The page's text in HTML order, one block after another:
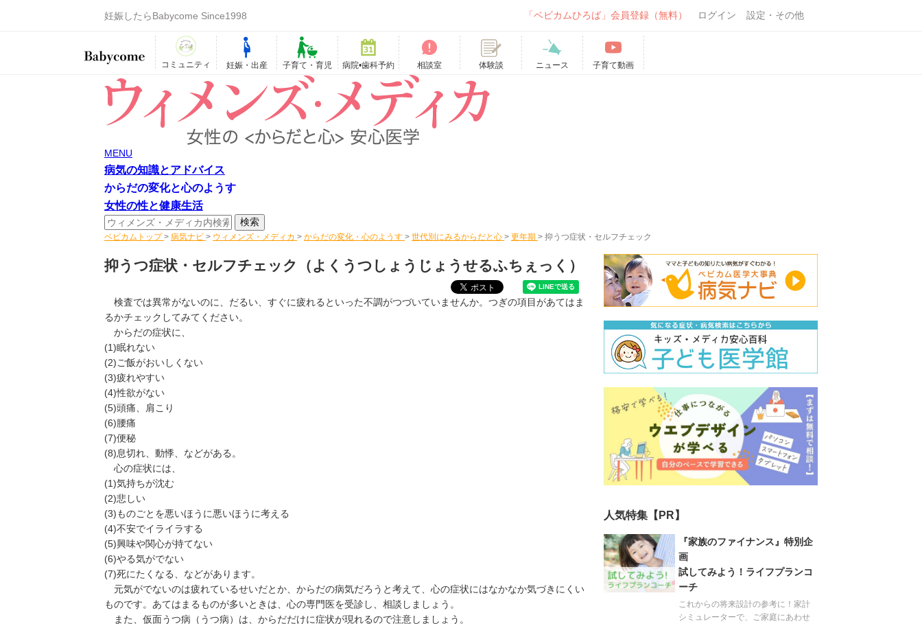
妊娠したらBabycome Since1998 「ベビカムひろば」会員登録（無料） ログイン 設定・その他
コミュニティ 妊娠・出産 子育て・育児 病院•歯科予約 相談室 体験談 ニュース 子育て動画
MENU
病気の知識とアドバイス
からだの変化と心のようす
女性の性と健康生活
ベビカムトップ > 病気ナビ > ウィメンズ・メディカ > からだの変化・心のようす > 世代別にみるからだと心 > 更年期 > 抑うつ症状・セルフチェック
抑うつ症状・セルフチェック （よくうつしょうじょうせるふちぇっく）
検査では異常がないのに、だるい、すぐに疲れるといった不調がつづいていませんか。つぎの項目があてはま
るかチェックしてみてください。
からだの症状に、
(1)眠れない
(2)ご飯がおいしくない
(3)疲れやすい
(4)性欲がない
(5)頭痛、 肩こり
(6)腰痛
(7)便秘
(8)息切れ、動悸、などがある。
心の症状には、
(1)気持ちが沈む
(2)悲しい
(3)ものごとを悪いほうに悪いほうに考える
(4)不安でイライラする
(5)興味や関心が持てない
(6)やる気がでない
(7)死にたくなる、などがあります。
元気がでないのは疲れているせいだとか、からだの病気だろうと考えて、心の症状にはなかなか気づきにくい
ものです。あてはまるものが多いときは、心の専門医を受診し、相談しましょう。
また、仮面うつ病（ うつ病）は、からだだけに症状が現れるので注意しましょう。
人気特集【PR】
『家族のファイナンス』特別企
画
試してみよう！ライフプランコ
ーチ
これからの将来設計の参考に！家計
シミュレーターで、ご家庭にあわせ